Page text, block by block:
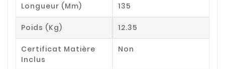
Longueur (mm) 135
Poids (kg) 12.35
Certificat Matière
Inclus
Non